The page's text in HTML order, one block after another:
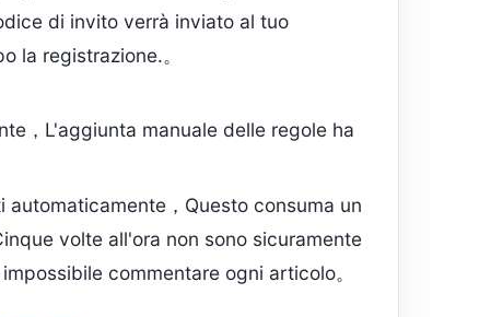
di invito verrà inviato al tuo
la registrazione.。
，L'aggiunta manuale delle regole ha
，Questo consuma un
volte all'ora non sono sicuramente
commentare ogni articolo。